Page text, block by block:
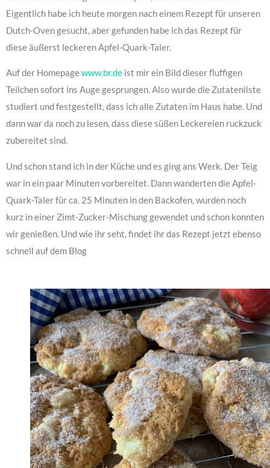
Eigentlich habe ich heute morgen nach einem Rezept für unseren
Dutch-Oven gesucht, aber gefunden habe ich das Rezept für
diese äußerst leckeren Apfel-Quark-Taler.
Auf der Homepagewww.br.de ist mir ein Bild dieser fluffigen
Teilchen sofort ins Auge gesprungen. Also wurde die Zutatenliste
studiert und festgestellt, dass ich alle Zutaten im Haus habe. Und
dann war da noch zu lesen, dass diese süßen Leckereien ruckzuck
zubereitet sind.
Und schon stand ich in der Küche und es ging ans Werk. Der Teig
war in ein paar Minuten vorbereitet. Dann wanderten die Apfel-
Quark-Taler für ca. 25 Minuten in den Backofen, wurden noch
kurz in einer Zimt-Zucker-Mischung gewendet und schon konnten
wir genießen. Und wie ihr seht, findet ihr das Rezept jetzt ebenso
schnell auf dem Blog